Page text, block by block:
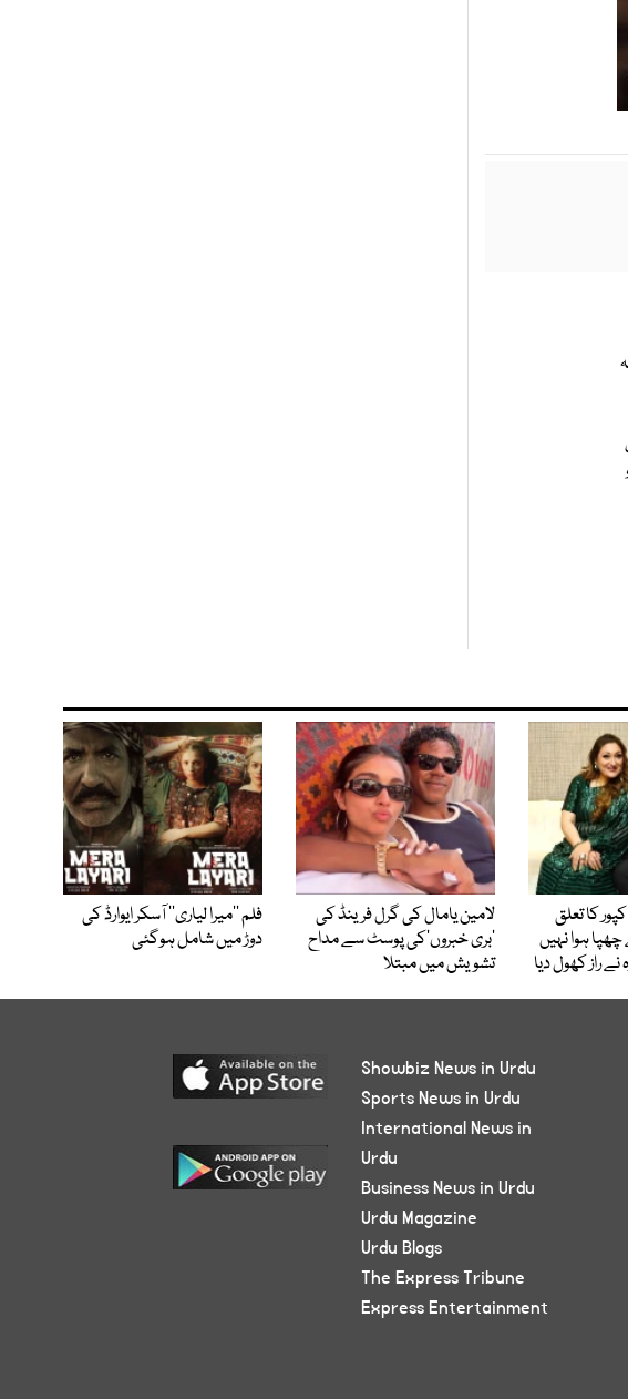
کا تعلق
ہوا نہیں
نے راز کھول دیا
لامین یامال کی گرل فرینڈ کی
’بری خبروں‘کی پوسٹ سے مداح
تشویش میں مبتلا
فلم ’’میرا لیاری‘‘ آسکر ایوارڈ کی
دوڑ میں شامل ہوگئی
Showbiz News in Urdu
Sports News in Urdu
International News in
Urdu
Business News in Urdu
Urdu Magazine
Urdu Blogs
The Express Tribune
Express Entertainment